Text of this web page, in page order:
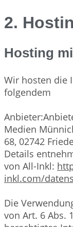
2.
Hosting
Wir hosten die
folgendem
Medien
68, 02742
Details
von All-Inkl:
inkl.com/
Die
von Art. 6 Abs.